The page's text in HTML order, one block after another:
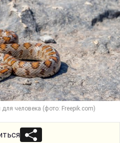
человека (фото: Freepik.com)